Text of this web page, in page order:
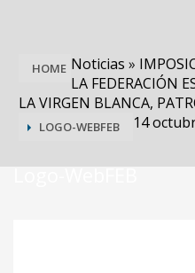
HOME Noticias »
LA FEDERACIÓN
LA VIRGEN BLANCA,
14
LOGO-WEBFEB
Logo-WebFEB